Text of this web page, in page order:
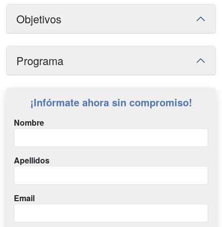
Objetivos
Programa
¡Infórmate ahora sin compromiso!
Nombre
Apellidos
Email